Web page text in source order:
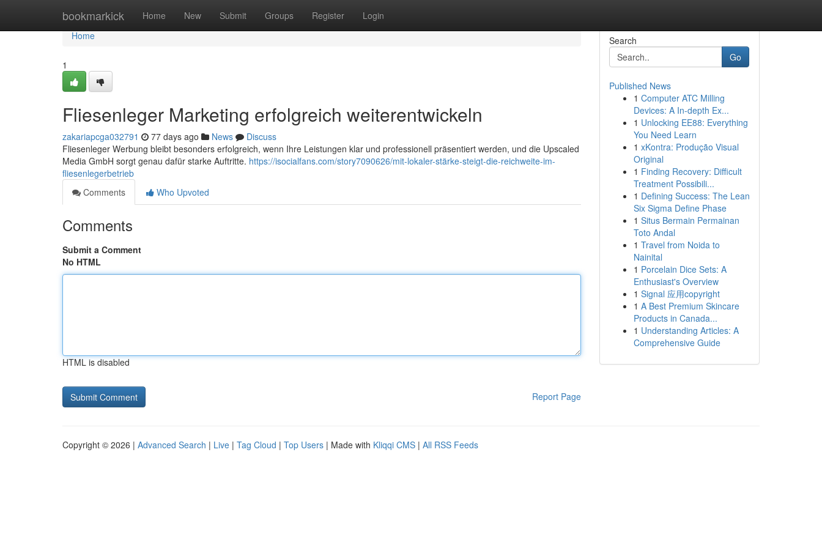
bookmarkick Home New Submit Groups Register Login
Home
Home
1
Fliesenleger Marketing erfolgreich weiterentwickeln
zakariapcga032791 77 days ago News
Discuss
Fliesenleger Werbung bleibt besonders erfolgreich, wenn Ihre Leistungen klar und professionell präsentiert werden, und die Upscaled
Media GmbH sorgt genau dafür starke Auftritte. https://isocialfans.com/story7090626/mit-lokaler-stärke-steigt-die-reichweite-im-
fliesenlegerbetrieb
Comments
Who Upvoted
Comments
Submit a Comment
No HTML
HTML is disabled
Report Page
Search
Go
Published News
1 Computer ATC Milling
Devices: A In-depth Ex...
1 Unlocking EE88: Everything
You Need Learn
1 xKontra: Produção Visual
Original
1 Finding Recovery: Difficult
Treatment Possibili...
1 Defining Success: The Lean
Six Sigma Define Phase
1 Situs Bermain Permainan
Toto Andal
1 Travel from Noida to
Nainital
1 Porcelain Dice Sets: A
Enthusiast's Overview
1 Signal 应用copyright
1 A Best Premium Skincare
Products in Canada...
1 Understanding Articles: A
Comprehensive Guide
Copyright © 2026 | Advanced Search | Live | Tag Cloud | Top Users | Made with Kliqqi CMS | All RSS Feeds